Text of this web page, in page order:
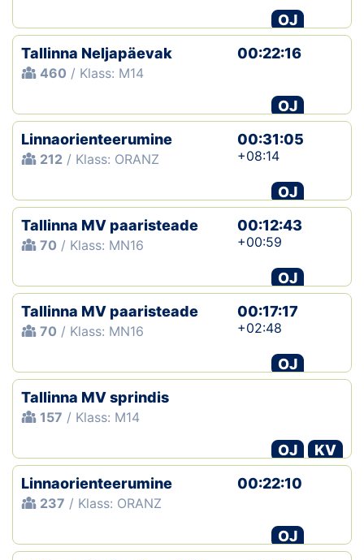
OJ
Tallinna Neljapäevak
460 / Klass: M14
00:22:16
OJ
Linnaorienteerumine
212 / Klass: ORANZ
00:31:05
+08:14
OJ
Tallinna MV paaristeade
70 / Klass: MN16
00:12:43
+00:59
OJ
Tallinna MV paaristeade
70 / Klass: MN16
00:17:17
+02:48
OJ
Tallinna MV sprindis
157 / Klass: M14
OJ
KV
Linnaorienteerumine
237 / Klass: ORANZ
00:22:10
OJ